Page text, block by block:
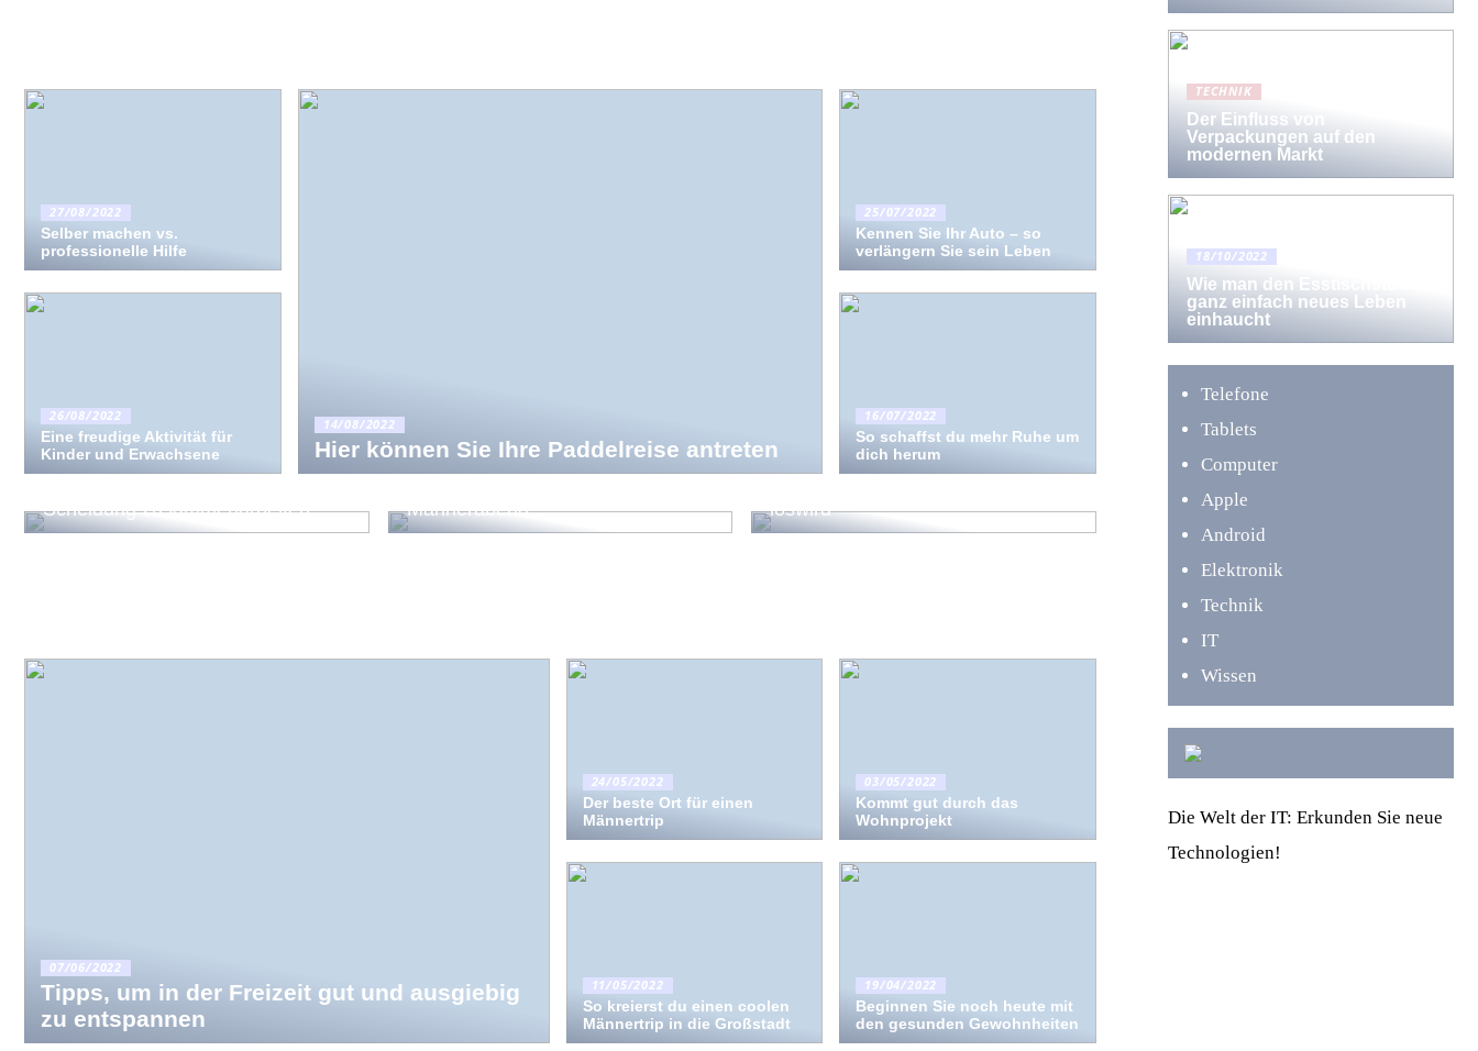
27/08/2022
Selber machen vs.
professionelle Hilfe
26/08/2022
Eine freudige Aktivität für
Kinder und Erwachsene
14/08/2022
Hier können Sie Ihre Paddelreise antreten
25/07/2022
Kennen Sie Ihr Auto – so
verlängern Sie sein Leben
16/07/2022
So schaffst du mehr Ruhe um
dich herum
Scheidung zusammenarbeiten
Männerabend
loswird
07/06/2022
Tipps, um in der Freizeit gut und ausgiebig
zu entspannen
24/05/2022
Der beste Ort für einen
Männertrip
11/05/2022
So kreierst du einen coolen
Männertrip in die Großstadt
03/05/2022
Kommt gut durch das
Wohnprojekt
19/04/2022
Beginnen Sie noch heute mit
den gesunden Gewohnheiten
Deshalb entscheiden sich immer
TECHNIK
Der Einfluss von
Verpackungen auf den
modernen Markt
18/10/2022
Wie man den Esstischstühlen
ganz einfach neues Leben
einhaucht
Telefone
Tablets
Computer
Apple
Android
Elektronik
Technik
IT
Wissen
Die Welt der IT: Erkunden Sie neue
Technologien!